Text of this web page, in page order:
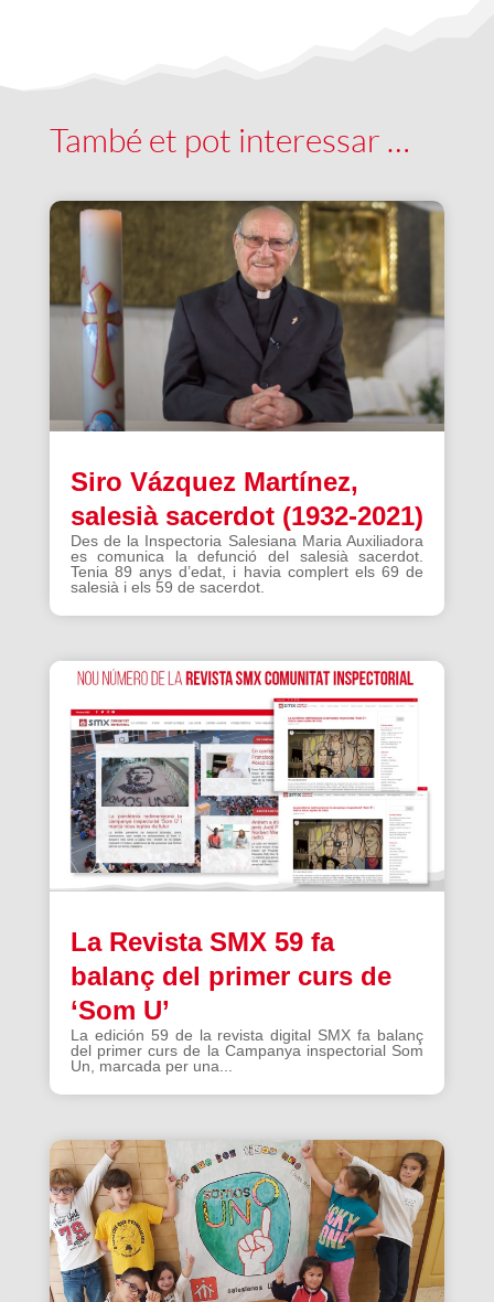
També et pot interessar …
Siro Vázquez Martínez,
salesià sacerdot (1932-2021)
Des de la Inspectoria Salesiana Maria Auxiliadora
es comunica la defunció del salesià sacerdot.
Tenia 89 anys d’edat, i havia complert els 69 de
salesià i els 59 de sacerdot.
La Revista SMX 59 fa
balanç del primer curs de
‘Som U’
La edición 59 de la revista digital SMX fa balanç
del primer curs de la Campanya inspectorial Som
Un, marcada per una...